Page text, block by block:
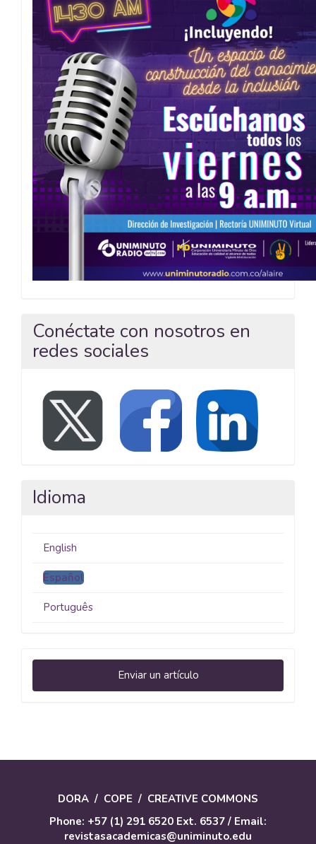
Conéctate con nosotros en
redes sociales
Idioma
English
Español
Português
Enviar
un
Enviar un artículo
DORA / COPE / CREATIVE COMMONS
Phone: +57 (1) 291 6520 Ext. 6537 / Email:
revistasacademicas@uniminuto.edu